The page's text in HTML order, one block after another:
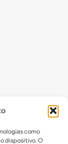
como
dispositivo. O